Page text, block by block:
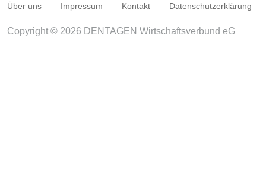
Über uns Impressum Kontakt Datenschutzerklärung
Copyright © 2026 DENTAGEN Wirtschaftsverbund eG